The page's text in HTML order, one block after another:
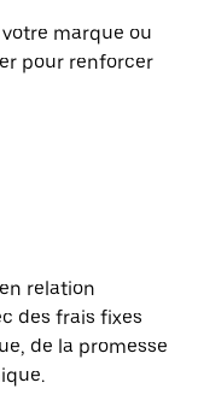
marque ou
pour renforcer
relation
des frais fixes
de la promesse